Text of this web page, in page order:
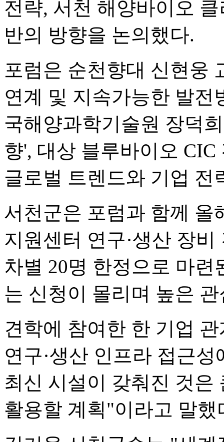
전략, 서천 해양바이오
반의 방향을 논의했다.
포럼은 순천향대 신현웅
연계 및 지속가능한 발전
국해양과학기술원 장덕
향', 대상 블루바이오
글로벌 트렌드와 기업 전
서천군은 포럼과 함께 올
지원센터 연구·생산 장
차별 20명 한정으로 마
는 신청이 몰리며 높은
견학에 참여한 한 기업
연구·생산 인프라 접근
최신 시설이 갖춰진 것
활용할 계획"이라고 말했